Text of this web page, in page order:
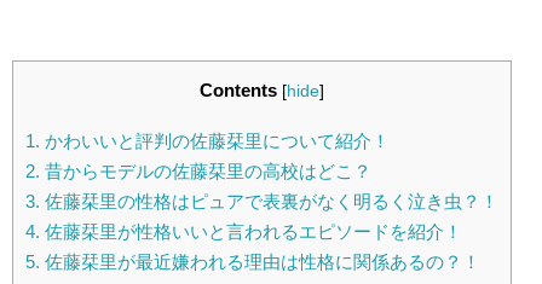
Contents [hide]
1. かわいいと評判の佐藤栞里について紹介！
2. 昔からモデルの佐藤栞里の高校はどこ？
3. 佐藤栞里の性格はピュアで表裏がなく明るく泣き虫？！
4. 佐藤栞里が性格いいと言われるエピソードを紹介！
5. 佐藤栞里が最近嫌われる理由は性格に関係あるの？！